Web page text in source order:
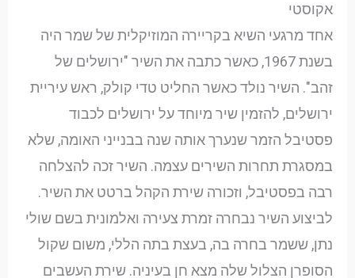
אקוסטי
אחד מרגעי השיא בקריירה המוזיקלית של שמר היה
בשנת 1967, כאשר כתבה את השיר "ירושלים של
זהב". השיר נולד כאשר החליט טדי קולק, ראש עיריית
ירושלים, להזמין שיר מיוחד על ירושלים לכבוד
פסטיבל הזמר שנערך אותה שנה בבנייני האומה, שלא
במסגרת תחרות השירים עצמה. השיר זכה להצלחה
רבה בפסטיבל, וזכורה שירת הקהל ברטט את השיר.
לביצוע השיר נבחרה זמרת צעירה ואלמונית בשם שולי
נתן, ששמר בחרה בה, בעצת בתה הללי, משום שקול
הסופרן הצלול שלה מצא חן בעיניה. שירת העשבים